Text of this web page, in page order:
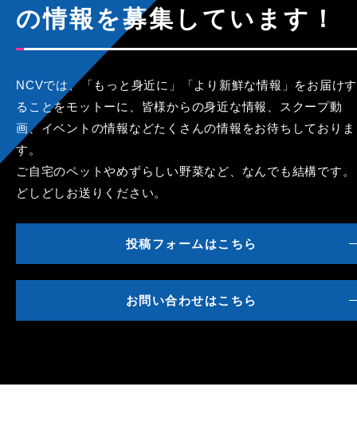
の情報を募集しています！
NCVでは、「もっと身近に」「より新鮮な情報」をお届けす
ることをモットーに、皆様からの身近な情報、スクープ動
画、イベントの情報などたくさんの情報をお待ちしておりま
す。
ご自宅のペットやめずらしい野菜など、なんでも結構です。
どしどしお送りください。
投稿フォームはこちら
お問い合わせはこちら